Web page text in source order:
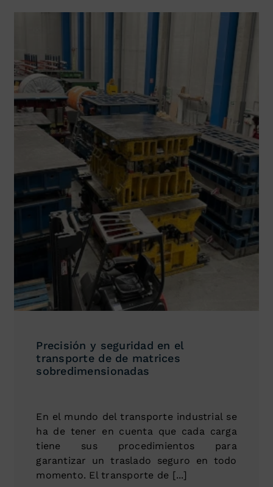
Precisión y seguridad en el
transporte de de matrices
sobredimensionadas
En el mundo del transporte industrial se
ha de tener en cuenta que cada carga
tiene sus procedimientos para
garantizar un traslado seguro en todo
momento. El transporte de [...]